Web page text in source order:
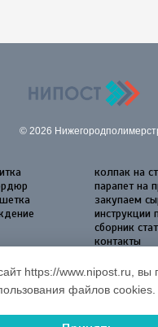
© 2026
колпак на
парапет на
закупаем
инструкции
сборник
контакты
https://www.nipost.ru, вы
файлов cookies.